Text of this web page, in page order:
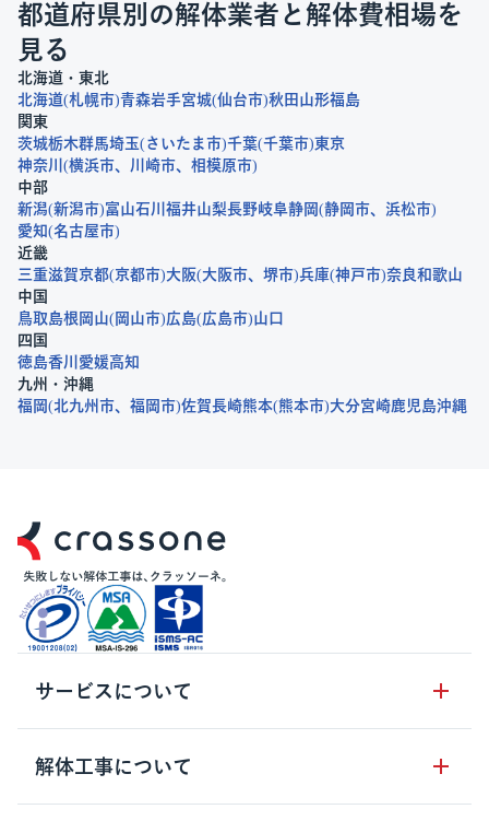
都道府県別の解体業者と解体費相場を
見る
北海道・東北
北海道 札幌市 青森岩手宮城 仙台市 秋田 山形福島
関東
茨城栃木群馬埼玉 さいたま市 千葉 千葉市 東京
神奈川
横浜市 川崎市
相模原市
中部
新潟 新潟市 富山石川 福井山梨長野岐阜静岡 静岡市
浜松市
愛知 名古屋市
近畿
三重滋賀京都 京都市 大阪 大阪市 堺市 兵庫 神戸市 奈良和歌山
中国
鳥取島根 岡山 岡山市 広島 広島市 山口
四国
徳島香川 愛媛高知
九州・沖縄
福岡
北九州市 福岡市 佐賀長崎熊本 熊本市 大分宮崎鹿児島沖縄
サービスについて
サービスの流れ
サービスのメリット
解体工事について